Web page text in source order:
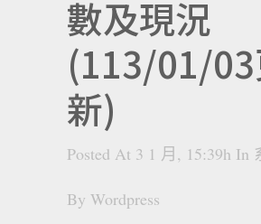
數及現況
(113/01/
新)
Posted At 3 1 月, 15:39h In
By Wordpress